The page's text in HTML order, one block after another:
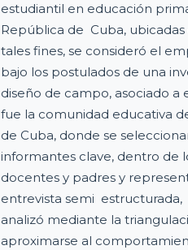
estudiantil en educación
República de Cuba, ubicadas
tales fines, se consideró el
bajo los postulados de una
diseño de campo, asociado a
fue la comunidad educativa
de Cuba, donde se
informantes clave, dentro de
docentes y padres y
entrevista semi
analizó mediante la
aproximarse al